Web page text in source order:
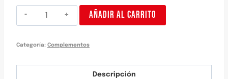
Alitas
de
cantidad
AÑADIR AL CARRITO
Categoría: Complementos
Descripción